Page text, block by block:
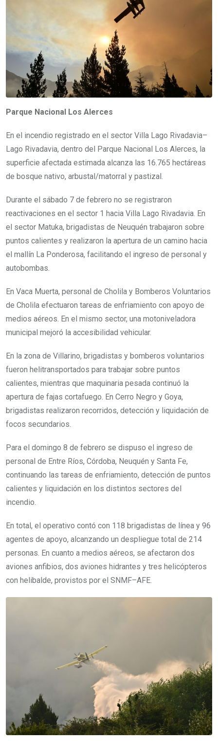
Parque Nacional Los Alerces
En el incendio registrado en el sector Villa Lago Rivadavia–
Lago Rivadavia, dentro del Parque Nacional Los Alerces, la
superficie afectada estimada alcanza las 16.765 hectáreas
de bosque nativo, arbustal/matorral y pastizal.
Durante el sábado 7 de febrero no se registraron
reactivaciones en el sector 1 hacia Villa Lago Rivadavia. En
el sector Matuka, brigadistas de Neuquén trabajaron sobre
puntos calientes y realizaron la apertura de un camino hacia
el mallín La Ponderosa, facilitando el ingreso de personal y
autobombas.
En Vaca Muerta, personal de Cholila y Bomberos Voluntarios
de Cholila efectuaron tareas de enfriamiento con apoyo de
medios aéreos. En el mismo sector, una motoniveladora
municipal mejoró la accesibilidad vehicular.
En la zona de Villarino, brigadistas y bomberos voluntarios
fueron helitransportados para trabajar sobre puntos
calientes, mientras que maquinaria pesada continuó la
apertura de fajas cortafuego. En Cerro Negro y Goya,
brigadistas realizaron recorridos, detección y liquidación de
focos secundarios.
Para el domingo 8 de febrero se dispuso el ingreso de
personal de Entre Ríos, Córdoba, Neuquén y Santa Fe,
continuando las tareas de enfriamiento, detección de puntos
calientes y liquidación en los distintos sectores del
incendio.
En total, el operativo contó con 118 brigadistas de línea y 96
agentes de apoyo, alcanzando un despliegue total de 214
personas. En cuanto a medios aéreos, se afectaron dos
aviones anfibios, dos aviones hidrantes y tres helicópteros
con helibalde, provistos por el SNMF–AFE.